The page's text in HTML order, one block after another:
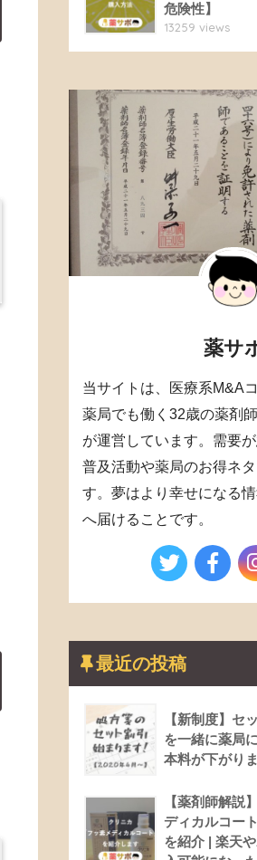
危険性】
13259 views
薬サ
当サイトは、医療系M&A
薬局でも働く32歳の薬剤
が運営しています。需要
普及活動や薬局のお得ネ
す。夢はより幸せになる
へ届けることです。
最近の投稿
【新制度】セ
を一緒に薬局
本料が下がり
【薬剤師解説
ディカルコー
を紹介 | 楽天